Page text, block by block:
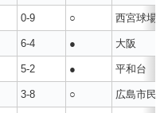
0-9 ○ 西宮球場
6-4 ● 大阪
5-2 ● 平和台
3-8 ○ 広島市民